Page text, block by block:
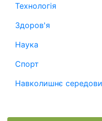
Технологія
Здоров'я
Наука
Спорт
Навколишнє